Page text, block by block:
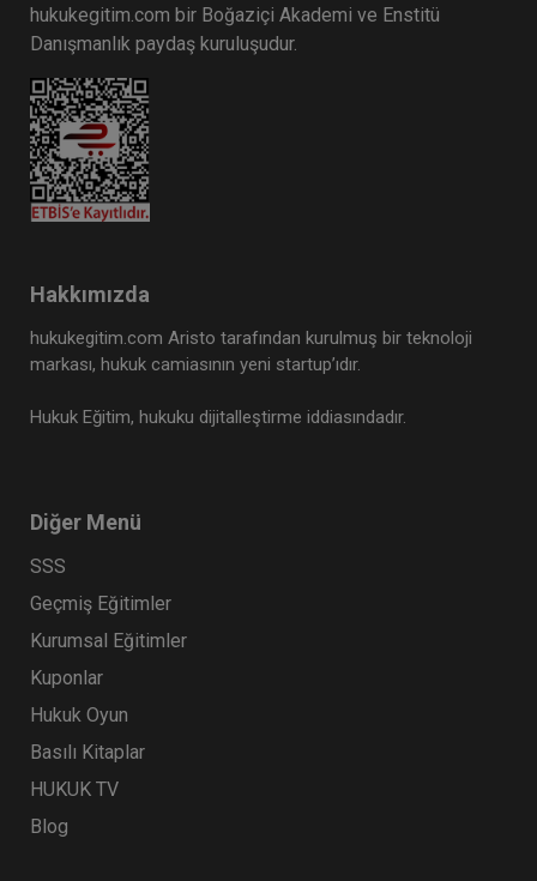
hukukegitim.com bir Boğaziçi Akademi ve Enstitü
Danışmanlık paydaş kuruluşudur.
Hakkımızda
hukukegitim.com Aristo tarafından kurulmuş bir teknoloji
markası, hukuk camiasının yeni startup’ıdır.
Hukuk Eğitim, hukuku dijitalleştirme iddiasındadır.
Diğer Menü
SSS
Geçmiş Eğitimler
Kurumsal Eğitimler
Kuponlar
Hukuk Oyun
Basılı Kitaplar
HUKUK TV
Blog